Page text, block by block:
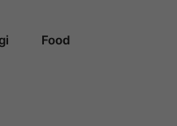
Food